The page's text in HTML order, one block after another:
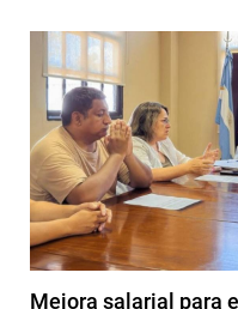
Mejora salarial para